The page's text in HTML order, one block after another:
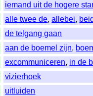
iemand uit de hogere
alle twee de,allebei,
de telgang gaan
aan de boemel zijn,
excommuniceren, in de
vizierhoek
uitluiden